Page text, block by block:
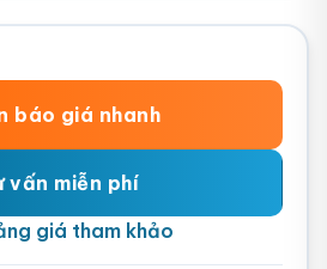
báo giá nhanh
vấn miễn phí
giá tham khảo